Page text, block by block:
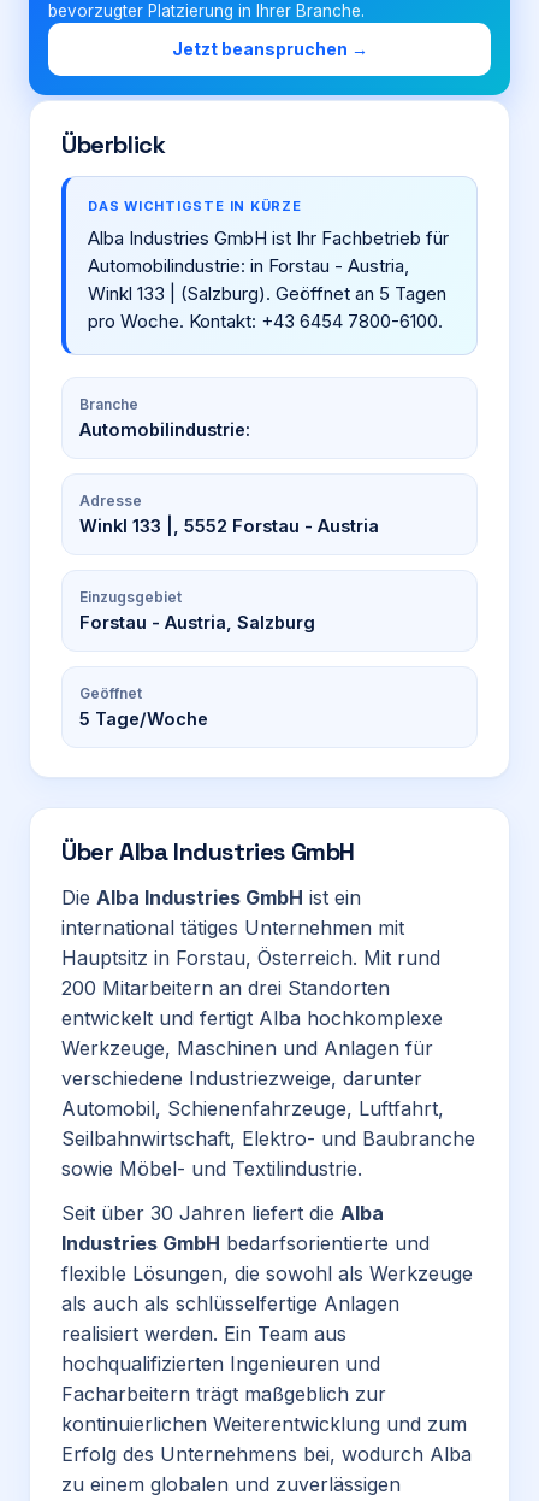
bevorzugter Platzierung in Ihrer Branche.
Jetzt beanspruchen →
Überblick
DAS WICHTIGSTE IN KÜRZE
Alba Industries GmbH ist Ihr Fachbetrieb für
Automobilindustrie: in Forstau - Austria,
Winkl 133 | (Salzburg). Geöffnet an 5 Tagen
pro Woche. Kontakt: +43 6454 7800-6100.
Branche
Automobilindustrie:
Adresse
Winkl 133 |, 5552 Forstau - Austria
Einzugsgebiet
Forstau - Austria, Salzburg
Geöffnet
5 Tage/Woche
ÜberAlba Industries GmbH
Die Alba Industries GmbH ist ein
international tätiges Unternehmen mit
Hauptsitz in Forstau, Österreich. Mit rund
200 Mitarbeitern an drei Standorten
entwickelt und fertigt Alba hochkomplexe
Werkzeuge, Maschinen und Anlagen für
verschiedene Industriezweige, darunter
Automobil, Schienenfahrzeuge, Luftfahrt,
Seilbahnwirtschaft, Elektro- und Baubranche
sowie Möbel- und Textilindustrie.
Seit über 30 Jahren liefert die Alba
Industries GmbH bedarfsorientierte und
flexible Lösungen, die sowohl als Werkzeuge
als auch als schlüsselfertige Anlagen
realisiert werden. Ein Team aus
hochqualifizierten Ingenieuren und
Facharbeitern trägt maßgeblich zur
kontinuierlichen Weiterentwicklung und zum
Erfolg des Unternehmens bei, wodurch Alba
zu einem globalen und zuverlässigen